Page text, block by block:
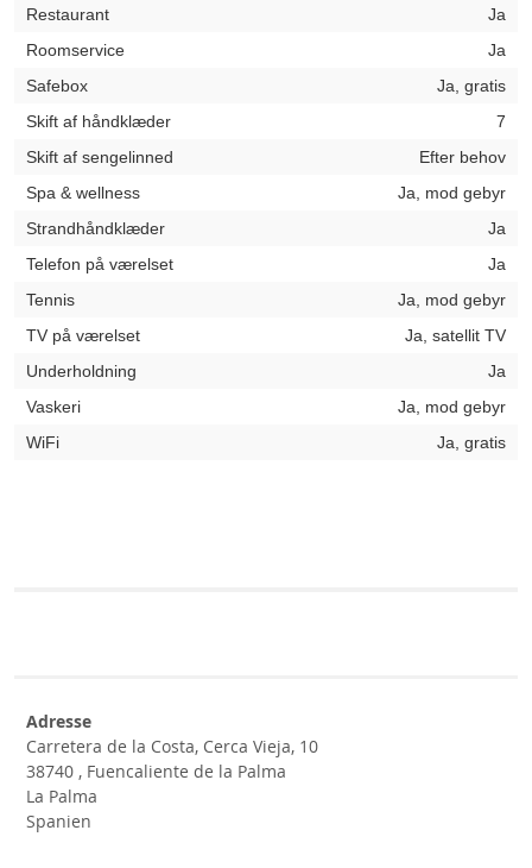
Restaurant
Ja
Roomservice
Ja
Safebox
Ja, gratis
Skift af håndklæder
7
Skift af sengelinned
Efter behov
Spa & wellness
Ja, mod gebyr
Strandhåndklæder
Ja
Telefon på værelset
Ja
Tennis
Ja, mod gebyr
TV på værelset
Ja, satellit TV
Underholdning
Ja
Vaskeri
Ja, mod gebyr
WiFi
Ja, gratis
Adresse
Carretera de la Costa, Cerca Vieja, 10
38740 , Fuencaliente de la Palma
La Palma
Spanien